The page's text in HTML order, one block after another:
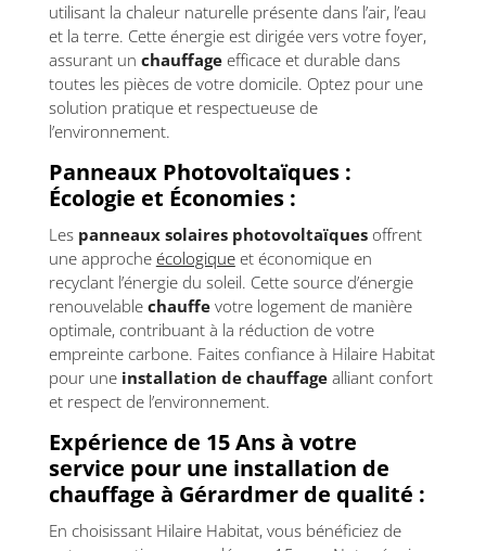
utilisant la chaleur naturelle présente dans l’air, l’eau
et la terre. Cette énergie est dirigée vers votre foyer,
assurant un chauffageefficace et durable dans
toutes les pièces de votre domicile. Optez pour une
solution pratique et respectueuse de
l’environnement.
Panneaux Photovoltaïques :
Écologie et Économies :
Les panneaux solaires photovoltaïquesoffrent
une approche écologiqueet économique en
recyclant l’énergie du soleil. Cette source d’énergie
renouvelable chauffevotre logement de manière
optimale, contribuant à la réduction de votre
empreinte carbone. Faites confiance à Hilaire Habitat
pour une installation de chauffagealliant confort
et respect de l’environnement.
Expérience de 15 Ans à votre
service pour une installation de
chauffage à Gérardmer de qualité :
En choisissant Hilaire Habitat, vous bénéficiez de